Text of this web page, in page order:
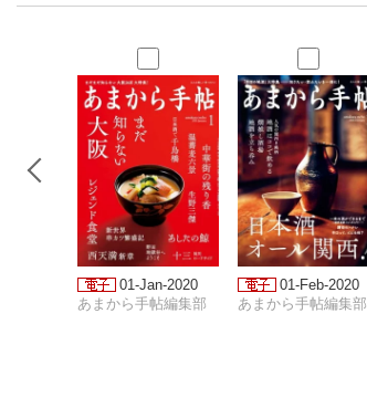
01-Jan-2020
あまから手帖編集部
01-Feb-2020
あまから手帖編集部